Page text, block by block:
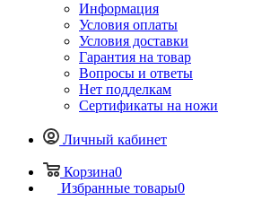
Информация
Условия оплаты
Условия доставки
Гарантия на товар
Вопросы и ответы
Нет подделкам
Сертификаты на ножи
Личный кабинет
Корзина0
Избранные товары0